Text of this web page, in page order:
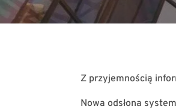
Z przyjemnością
Nowa odsłona